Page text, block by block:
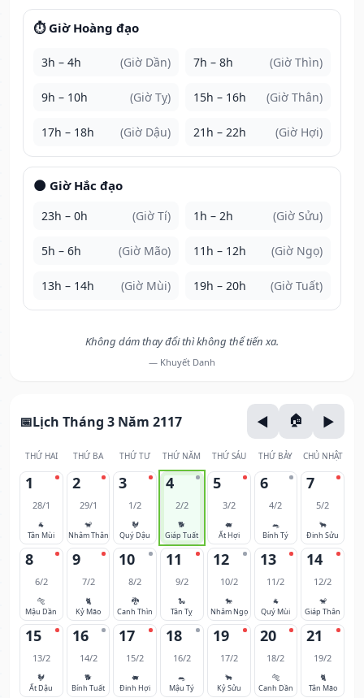
⏱️ Giờ Hoàng đạo
3h – 4h (Giờ Dần) 7h – 8h (Giờ Thìn)
9h – 10h (Giờ Tỵ) 15h – 16h (Giờ Thân)
17h – 18h (Giờ Dậu) 21h – 22h (Giờ Hợi)
🌑 Giờ Hắc đạo
23h – 0h (Giờ Tí) 1h – 2h (Giờ Sửu)
5h – 6h (Giờ Mão) 11h – 12h (Giờ Ngọ)
13h – 14h (Giờ Mùi) 19h – 20h (Giờ Tuất)
Không dám thay đổi thì không thể tiến xa.
— Khuyết Danh
Lịch Tháng 3 Năm 2117
THỨ HAI THỨ BA THỨ TƯ THỨ NĂM THỨ SÁU THỨ BẢY CHỦ NHẬT
1
28/1
🐐
Tân Mùi
2
29/1
🐒
Nhâm Thân
3
1/2
🐓
Quý Dậu
4
2/2
🐕
Giáp Tuất
5
3/2
🐖
Ất Hợi
6
4/2
🐀
Bính Tý
7
5/2
🐂
Đinh Sửu
8
6/2
🐅
Mậu Dần
9
7/2
🐈
Kỷ Mão
10
8/2
🐉
Canh Thìn
11
9/2
🐍
Tân Tỵ
12
10/2
🐎
Nhâm Ngọ
13
11/2
🐐
Quý Mùi
14
12/2
🐒
Giáp Thân
15
13/2
🐓
Ất Dậu
16
14/2
🐕
Bính Tuất
17
15/2
🐖
Đinh Hợi
18
16/2
🐀
Mậu Tý
19
17/2
🐂
Kỷ Sửu
20
18/2
🐅
Canh Dần
21
19/2
🐈
Tân Mão